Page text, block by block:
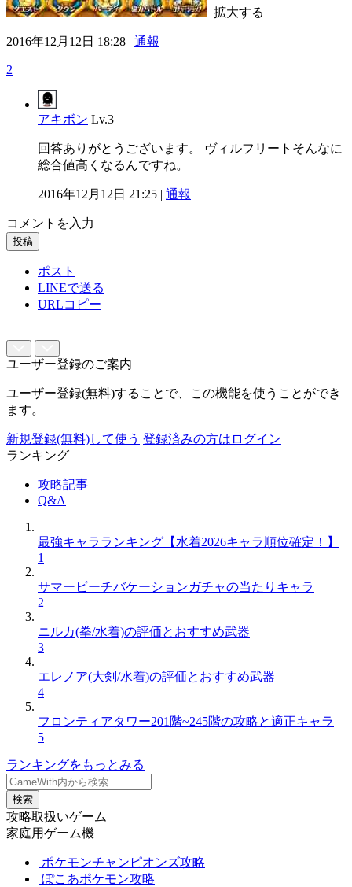
拡大する
2016年12月12日 18:28 | 通報
2
アキボン Lv.3
回答ありがとうございます。 ヴィルフリートそんなに
総合値高くなるんですね。
2016年12月12日 21:25 | 通報
コメントを入力
投稿
ポスト
LINEで送る
URLコピー
ユーザー登録のご案内
ユーザー登録(無料)することで、この機能を使うことができ
ます。
新規登録(無料)して使う 登録済みの方はログイン
ランキング
攻略記事
Q&A
最強キャラランキング【水着2026キャラ順位確定！】
1
サマービーチバケーションガチャの当たりキャラ
2
ニルカ(拳/水着)の評価とおすすめ武器
3
エレノア(大剣/水着)の評価とおすすめ武器
4
フロンティアタワー201階~245階の攻略と適正キャラ
5
ランキングをもっとみる
検索
攻略取扱いゲーム
家庭用ゲーム機
ポケモンチャンピオンズ攻略
ぽこあポケモン攻略